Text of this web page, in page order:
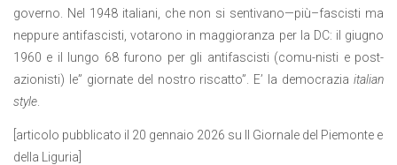
governo. Nel 1948 italiani, che non si sentivano—più–fascisti ma
neppure antifascisti, votarono in maggioranza per la DC: il giugno
1960 e il lungo 68 furono per gli antifascisti (comu-nisti e post-
azionisti) le” giornate del nostro riscatto”. E’ la democrazia italian
style.
[articolo pubblicato il 20 gennaio 2026 su Il Giornale del Piemonte e
della Liguria]